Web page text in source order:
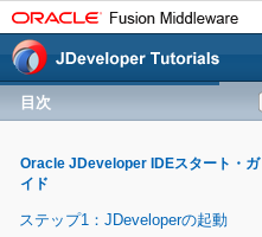
目次
Oracle JDeveloper IDEスタート・ガ
イド
ステップ1：JDeveloperの起動